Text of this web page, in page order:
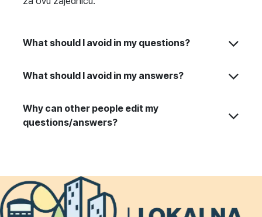
What should I avoid in my questions?
What should I avoid in my answers?
Why can other people edit my
questions/answers?